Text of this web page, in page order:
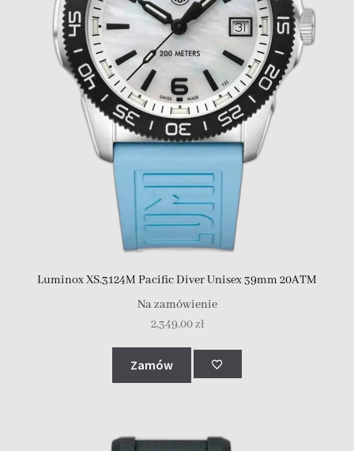
Luminox XS.3124M Pacific Diver Unisex 39mm 20ATM
Na zamówienie
2,349.00zł
Zamów